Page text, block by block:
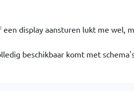
display aansturen lukt me wel,
beschikbaar komt met